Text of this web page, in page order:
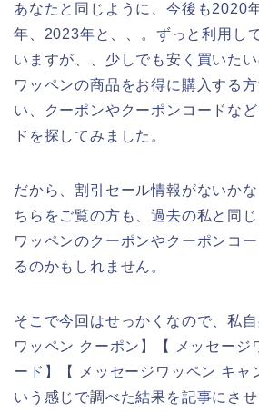
あなたと同じように、今後も2020
年、2023年と、、。ずっと利用し
いますが、、少しでも安く買いた
ワッペンの商品をお得に購入する
い、クーポンやクーポンコードな
ドを探してみました。
だから、割引セール情報がないか
ちらをご覧の方も、過去の私と同
ワッペンのクーポンやクーポンコ
るのかもしれません。
そこで今回はせっかくなので、私
ワッペン クーポン】【 メッセージ
ード】【 メッセージワッペン キャ
いう感じで調べた結果を記事にさせ